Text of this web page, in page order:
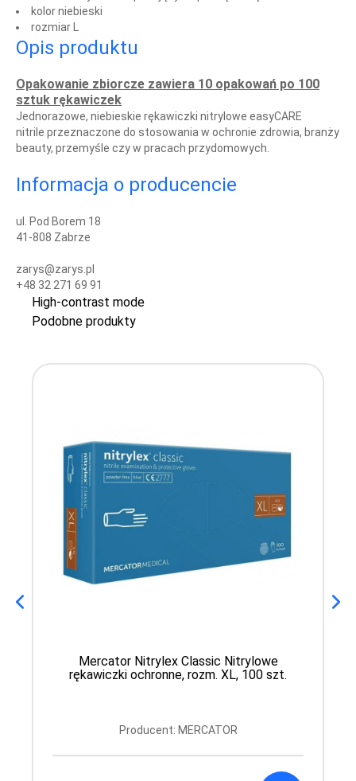
kolor niebieski
rozmiar L
Opis produktu
Opakowanie zbiorcze zawiera 10 opakowań po 100
sztuk rękawiczek
Jednorazowe, niebieskie rękawiczki nitrylowe easyCARE
nitrile przeznaczone do stosowania w ochronie zdrowia, branży
beauty, przemyśle czy w pracach przydomowych.
Informacja o producencie
ul. Pod Borem 18
41-808 Zabrze
zarys@zarys.pl
+48 32 271 69 91
High-contrast mode
Podobne produkty
Mercator Nitrylex Classic Nitrylowe
rękawiczki ochronne, rozm. XL, 100 szt.
Producent: MERCATOR